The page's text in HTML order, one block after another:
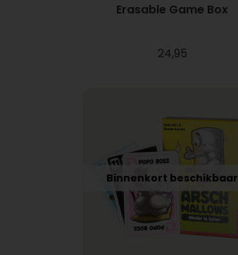
Erasable Game Box
24,95
Binnenkort beschikbaar